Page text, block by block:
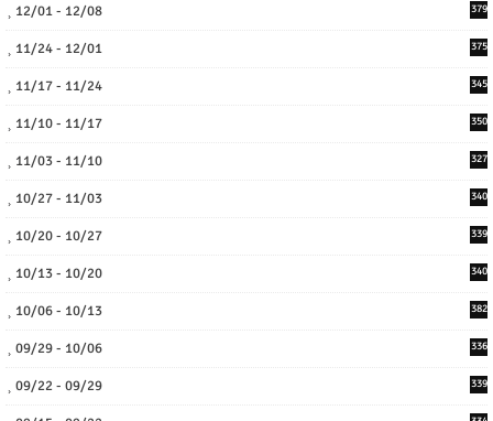
12/01 - 12/08 379
11/24 - 12/01 375
11/17 - 11/24 345
11/10 - 11/17 350
11/03 - 11/10 327
10/27 - 11/03 340
10/20 - 10/27 339
10/13 - 10/20 340
10/06 - 10/13 382
09/29 - 10/06 336
09/22 - 09/29 339